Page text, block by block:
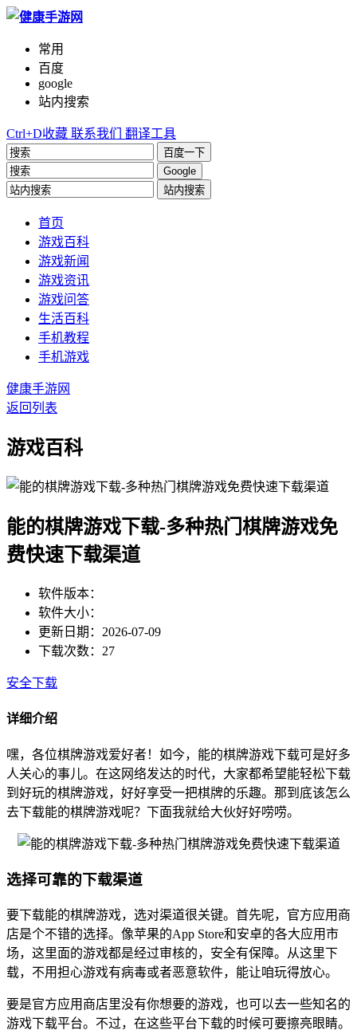
常用
百度
google
站内搜索
Ctrl+D收藏 联系我们 翻译工具
百度一下
Google
站内搜索
首页
游戏百科
游戏新闻
游戏资讯
游戏问答
生活百科
手机教程
手机游戏
健康手游网
返回列表
游戏百科
能的棋牌游戏下载-多种热门棋牌游戏免
费快速下载渠道
软件版本：
软件大小：
更新日期：2026-07-09
下载次数：27
安全下载
详细介绍
嘿，各位棋牌游戏爱好者！如今，能的棋牌游戏下载可是好多
人关心的事儿。在这网络发达的时代，大家都希望能轻松下载
到好玩的棋牌游戏，好好享受一把棋牌的乐趣。那到底该怎么
去下载能的棋牌游戏呢？下面我就给大伙好好唠唠。
选择可靠的下载渠道
要下载能的棋牌游戏，选对渠道很关键。首先呢，官方应用商
店是个不错的选择。像苹果的App Store和安卓的各大应用市
场，这里面的游戏都是经过审核的，安全有保障。从这里下
载，不用担心游戏有病毒或者恶意软件，能让咱玩得放心。
要是官方应用商店里没有你想要的游戏，也可以去一些知名的
游戏下载平台。不过，在这些平台下载的时候可要擦亮眼睛。